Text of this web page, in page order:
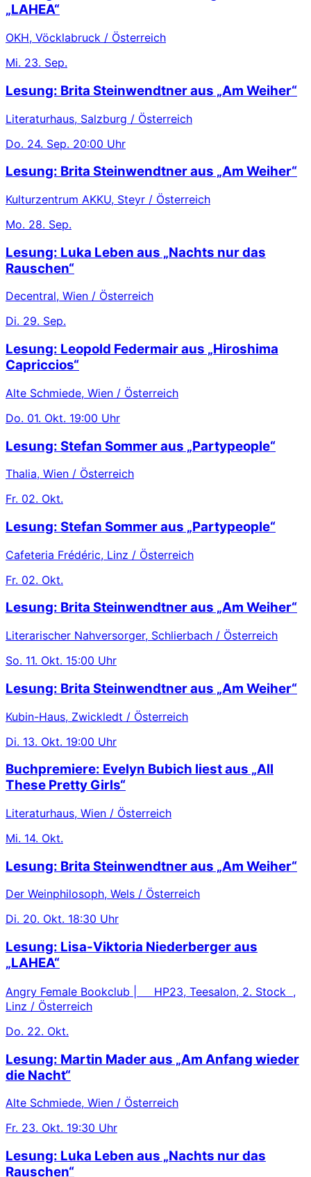
„LAHEA“
OKH, Vöcklabruck / Österreich
Mi. 23. Sep.
Lesung: Brita Steinwendtner aus „Am Weiher“
Literaturhaus, Salzburg / Österreich
Do. 24. Sep. 20:00 Uhr
Lesung: Brita Steinwendtner aus „Am Weiher“
Kulturzentrum AKKU, Steyr / Österreich
Mo. 28. Sep.
Lesung: Luka Leben aus „Nachts nur das
Rauschen“
Decentral, Wien / Österreich
Di. 29. Sep.
Lesung: Leopold Federmair aus „Hiroshima
Capriccios“
Alte Schmiede, Wien / Österreich
Do. 01. Okt. 19:00 Uhr
Lesung: Stefan Sommer aus „Partypeople“
Thalia, Wien / Österreich
Fr. 02. Okt.
Lesung: Stefan Sommer aus „Partypeople“
Cafeteria Frédéric, Linz / Österreich
Fr. 02. Okt.
Lesung: Brita Steinwendtner aus „Am Weiher“
Literarischer Nahversorger, Schlierbach / Österreich
So. 11. Okt. 15:00 Uhr
Lesung: Brita Steinwendtner aus „Am Weiher“
Kubin-Haus, Zwickledt / Österreich
Di. 13. Okt. 19:00 Uhr
Buchpremiere: Evelyn Bubich liest aus „All
These Pretty Girls“
Literaturhaus, Wien / Österreich
Mi. 14. Okt.
Lesung: Brita Steinwendtner aus „Am Weiher“
Der Weinphilosoph, Wels / Österreich
Di. 20. Okt. 18:30 Uhr
Lesung: Lisa-Viktoria Niederberger aus
„LAHEA“
Angry Female Bookclub | HP23, Teesalon, 2. Stock ,
Linz / Österreich
Do. 22. Okt.
Lesung: Martin Mader aus „Am Anfang wieder
die Nacht“
Alte Schmiede, Wien / Österreich
Fr. 23. Okt. 19:30 Uhr
Lesung: Luka Leben aus „Nachts nur das
Rauschen“